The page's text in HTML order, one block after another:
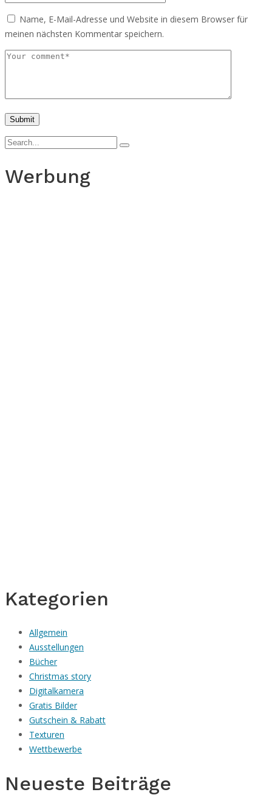
Name, E-Mail-Adresse und Website in diesem Browser für
meinen nächsten Kommentar speichern.
Werbung
Kategorien
Allgemein
Ausstellungen
Bücher
Christmas story
Digitalkamera
Gratis Bilder
Gutschein & Rabatt
Texturen
Wettbewerbe
Neueste Beiträge